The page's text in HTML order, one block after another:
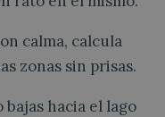
calma, calcula
zonas sin prisas.
hacia el lago